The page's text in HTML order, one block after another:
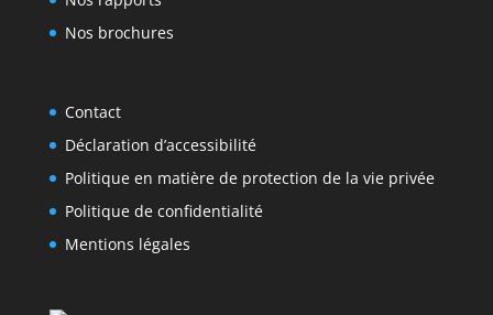
Nos brochures
Contact
Déclaration d’accessibilité
Politique en matière de protection de la vie privée
Politique de confidentialité
Mentions légales